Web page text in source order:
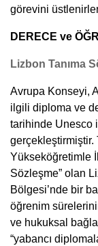
görevini
DERECE ve
Lizbon Tanıma
Avrupa Konseyi,
ilgili diploma ve
tarihinde Unesco
gerçekleştirmiştir.
Yükseköğretimle
Sözleşme” olan
Bölgesi’nde bir
öğrenim
ve hukuksal
“yabancı